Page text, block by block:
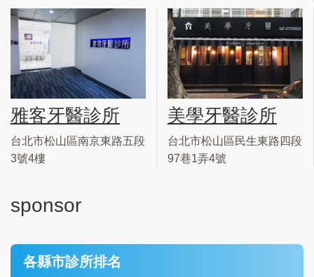
雅客牙醫診所
台北市松山區南京東路五段
3號4樓
美學牙醫診所
台北市松山區民生東路四段
97巷1弄4號
sponsor
各縣市診所排名